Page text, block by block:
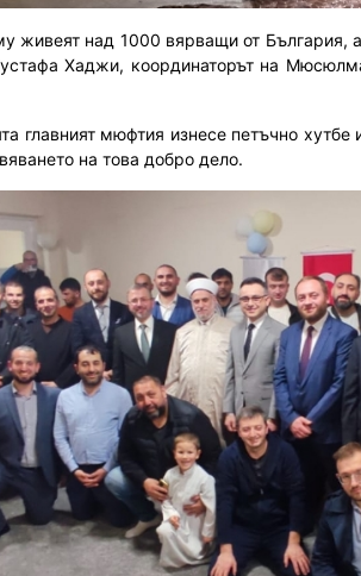
живеят над 1000 вярващи от България,
Хаджи, координаторът на
главният мюфтия изнесе петъчно хутбе
на това добро дело.